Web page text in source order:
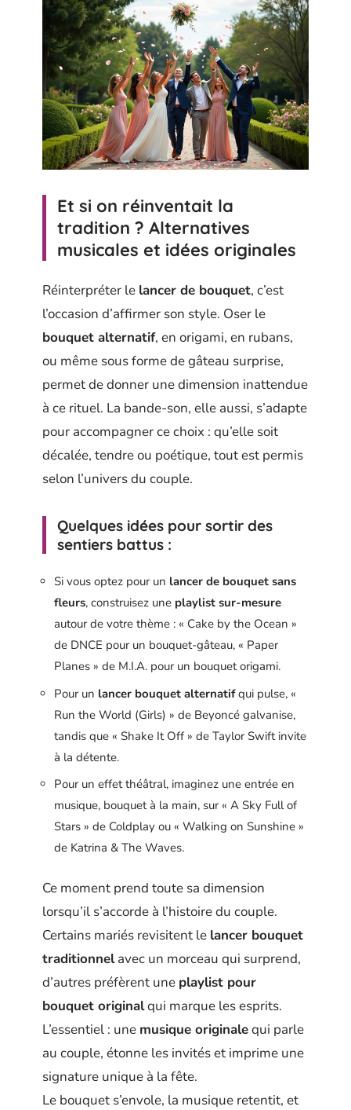
Et si on réinventait la
tradition ? Alternatives
musicales et idées originales
Réinterpréter le lancer de bouquet, c’est
l’occasion d’affirmer son style. Oser le
bouquet alternatif, en origami, en rubans,
ou même sous forme de gâteau surprise,
permet de donner une dimension inattendue
à ce rituel. La bande-son, elle aussi, s’adapte
pour accompagner ce choix : qu’elle soit
décalée, tendre ou poétique, tout est permis
selon l’univers du couple.
Quelques idées pour sortir des
sentiers battus :
Si vous optez pour un lancer de bouquet sans
fleurs, construisez une playlist sur-mesure
autour de votre thème : « Cake by the Ocean »
de DNCE pour un bouquet-gâteau, « Paper
Planes » de M.I.A. pour un bouquet origami.
Pour un lancer bouquet alternatifqui pulse, «
Run the World (Girls) » de Beyoncé galvanise,
tandis que « Shake It Off » de Taylor Swift invite
à la détente.
Pour un effet théâtral, imaginez une entrée en
musique, bouquet à la main, sur « A Sky Full of
Stars » de Coldplay ou « Walking on Sunshine »
de Katrina & The Waves.
Ce moment prend toute sa dimension
lorsqu’il s’accorde à l’histoire du couple.
Certains mariés revisitent le lancer bouquet
traditionnelavec un morceau qui surprend,
d’autres préfèrent une playlist pour
bouquet originalqui marque les esprits.
L’essentiel : une musique originalequi parle
au couple, étonne les invités et imprime une
signature unique à la fête.
Le bouquet s’envole, la musique retentit, et